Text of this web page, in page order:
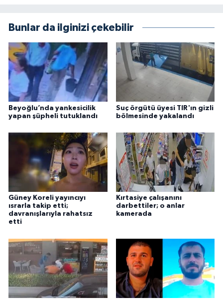
Bunlar da ilginizi çekebilir
Beyoğlu’nda yankesicilik
yapan şüpheli tutuklandı
Suç örgütü üyesi TIR'ın gizli
bölmesinde yakalandı
Güney Koreli yayıncıyı
ısrarla takip etti;
davranışlarıyla rahatsız
etti
Kırtasiye çalışanını
darbettiler; o anlar
kamerada